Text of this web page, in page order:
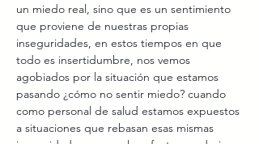
un miedo real, sino que es un sentimiento
que proviene de nuestras propias
inseguridades, en estos tiempos en que
todo es insertidumbre, nos vemos
agobiados por la situación que estamos
pasando ¿cómo no sentir miedo? cuando
como personal de salud estamos expuestos
a situaciones que rebasan esas mismas